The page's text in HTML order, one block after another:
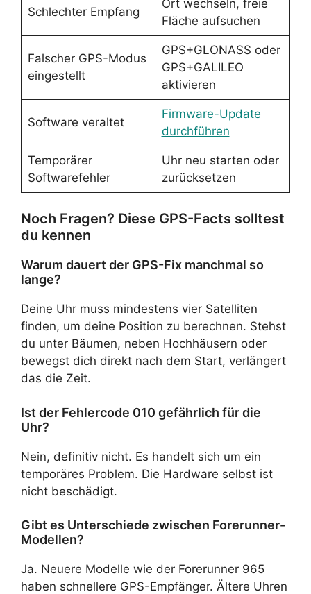
Schlechter Empfang
Ort wechseln, freie
Fläche aufsuchen
Falscher GPS-Modus
eingestellt
GPS+GLONASS oder
GPS+GALILEO
aktivieren
Software veraltet
Firmware-Update
durchführen
Temporärer
Softwarefehler
Uhr neu starten oder
zurücksetzen
Noch Fragen? Diese GPS-Facts solltest
du kennen
Warum dauert der GPS-Fix manchmal so
lange?
Deine Uhr muss mindestens vier Satelliten
finden, um deine Position zu berechnen. Stehst
du unter Bäumen, neben Hochhäusern oder
bewegst dich direkt nach dem Start, verlängert
das die Zeit.
Ist der Fehlercode 010 gefährlich für die
Uhr?
Nein, definitiv nicht. Es handelt sich um ein
temporäres Problem. Die Hardware selbst ist
nicht beschädigt.
Gibt es Unterschiede zwischen Forerunner-
Modellen?
Ja. Neuere Modelle wie der Forerunner 965
haben schnellere GPS-Empfänger. Ältere Uhren